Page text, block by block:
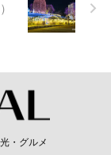
・グルメ